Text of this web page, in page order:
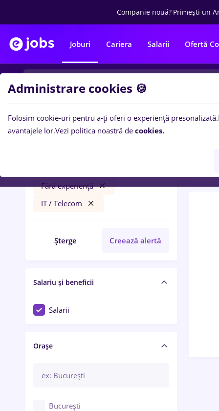
Companie nouă? Primești un
Joburi Cariera Salarii Ofertă
Filtre
Fără experiență
IT / Telecom
Șterge Creează alertă
Salariu și beneficii
Salarii
Orașe
București
0
Administrare cookies 🍪
Folosim cookie-uri pentru a-ți oferi o experiență presonalizată.
avantajele lor.Vezi politica noastră de cookies.